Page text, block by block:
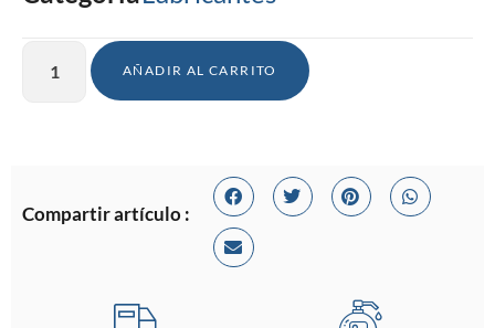
AÑADIR AL CARRITO
Compartir artículo :